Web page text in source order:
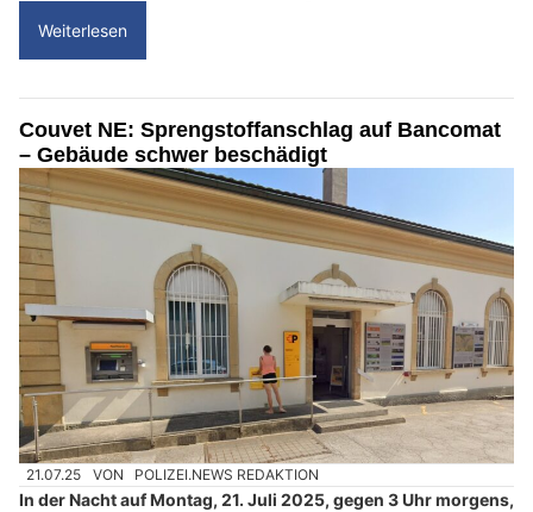
Weiterlesen
Couvet NE: Sprengstoffanschlag auf Bancomat
– Gebäude schwer beschädigt
21.07.25 VON POLIZEI.NEWS REDAKTION
In der Nacht auf Montag, 21. Juli 2025, gegen 3 Uhr morgens,